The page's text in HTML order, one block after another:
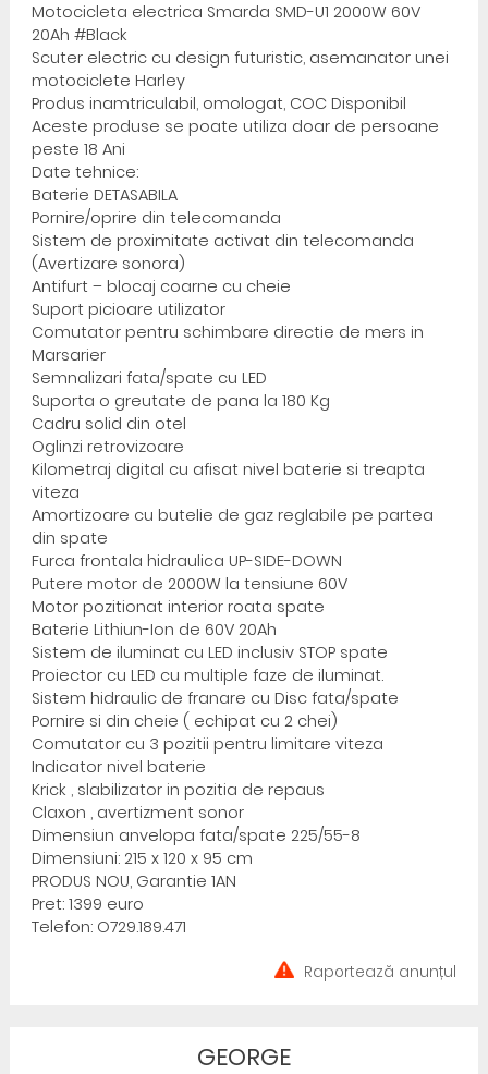
Motocicleta electrica Smarda SMD-U1 2000W 60V
20Ah #Black
Scuter electric cu design futuristic, asemanator unei
motociclete Harley
Produs inamtriculabil, omologat, COC Disponibil
Aceste produse se poate utiliza doar de persoane
peste 18 Ani
Date tehnice:
Baterie DETASABILA
Pornire/oprire din telecomanda
Sistem de proximitate activat din telecomanda
(Avertizare sonora)
Antifurt – blocaj coarne cu cheie
Suport picioare utilizator
Comutator pentru schimbare directie de mers in
Marsarier
Semnalizari fata/spate cu LED
Suporta o greutate de pana la 180 Kg
Cadru solid din otel
Oglinzi retrovizoare
Kilometraj digital cu afisat nivel baterie si treapta
viteza
Amortizoare cu butelie de gaz reglabile pe partea
din spate
Furca frontala hidraulica UP-SIDE-DOWN
Putere motor de 2000W la tensiune 60V
Motor pozitionat interior roata spate
Baterie Lithiun-Ion de 60V 20Ah
Sistem de iluminat cu LED inclusiv STOP spate
Proiector cu LED cu multiple faze de iluminat.
Sistem hidraulic de franare cu Disc fata/spate
Pornire si din cheie ( echipat cu 2 chei)
Comutator cu 3 pozitii pentru limitare viteza
Indicator nivel baterie
Krick , slabilizator in pozitia de repaus
Claxon , avertizment sonor
Dimensiun anvelopa fata/spate 225/55-8
Dimensiuni: 215 x 120 x 95 cm
PRODUS NOU, Garantie 1AN
Pret: 1399 euro
Telefon: O729.189.471
Raportează anunțul
GEORGE